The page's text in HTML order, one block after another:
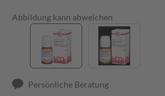
Abbildung kann abweichen
Persönliche Beratung